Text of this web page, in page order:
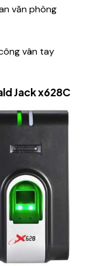
văn phòng
vân tay
Jack x628C